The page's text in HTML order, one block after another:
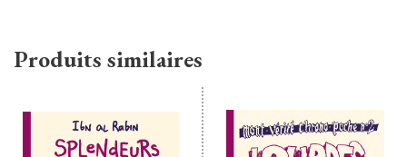
Produits similaires